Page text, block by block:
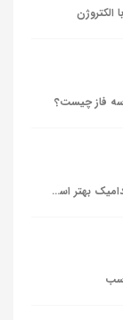
الکتروژن
سه فاز چیست؟
الکتروموتور چینی یا ایرانی کدامیک بهتر است؟